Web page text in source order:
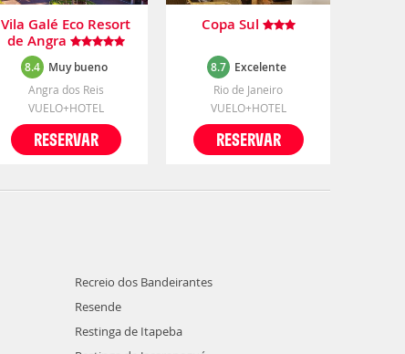
Vila Galé Eco Resort
de Angra
8.4 Muy bueno
Angra dos Reis
VUELO+HOTEL
RESERVAR
Copa Sul
8.7 Excelente
Rio de Janeiro
VUELO+HOTEL
RESERVAR
Recreio dos Bandeirantes
Resende
Restinga de Itapeba